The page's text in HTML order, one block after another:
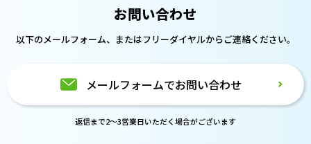
お問い合わせ
以下のメールフォーム、またはフリーダイヤルからご連絡ください。
メールフォームでお問い合わせ
返信まで2～3営業日いただく場合がございます